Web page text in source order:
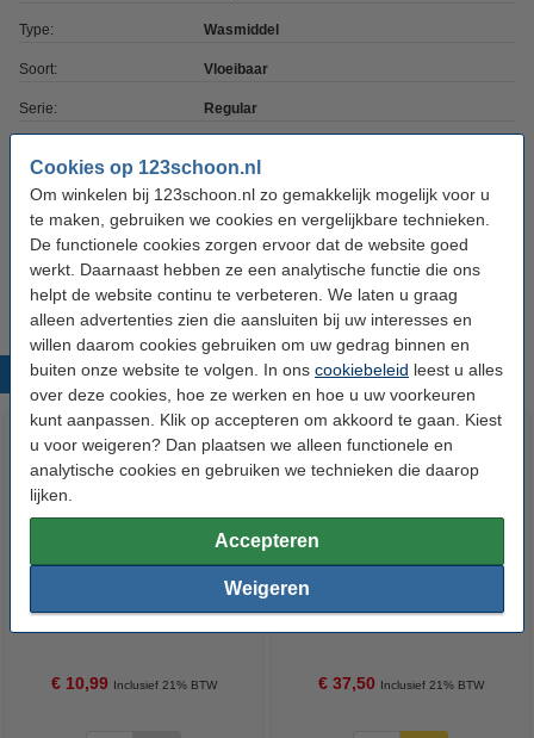
Cookies op 123schoon.nl
Om winkelen bij 123schoon.nl zo gemakkelijk mogelijk voor u
te maken, gebruiken we cookies en vergelijkbare technieken.
De functionele cookies zorgen ervoor dat de website goed
werkt. Daarnaast hebben ze een analytische functie die ons
helpt de website continu te verbeteren. We laten u graag
alleen advertenties zien die aansluiten bij uw interesses en
willen daarom cookies gebruiken om uw gedrag binnen en
buiten onze website te volgen. In ons cookiebeleid leest u alles
over deze cookies, hoe ze werken en hoe u uw voorkeuren
kunt aanpassen. Klik op accepteren om akkoord te gaan. Kiest
u voor weigeren? Dan plaatsen we alleen functionele en
analytische cookies en gebruiken we technieken die daarop
lijken.
Accepteren
Weigeren
Type: Wasmiddel
Soort: Vloeibaar
Serie: Regular
Wasbeurten: 120 wasbeurten
Aantal: 3 stuks
Extra info: Veiligheidsinformatieblad
Populaire producten
Aanbieding: 6x Glorix bleek (750
€ 10,99 Inclusief 21% BTW € 37,50 Inclusief 21% BTW